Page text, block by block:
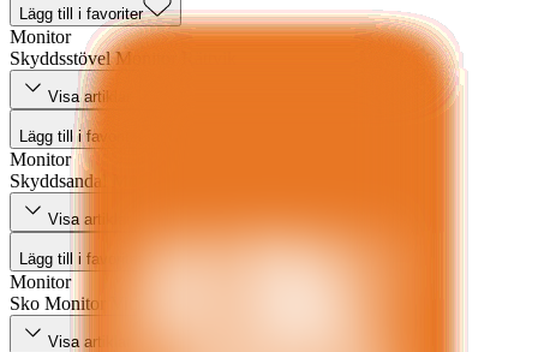
Lägg till i favoriter
Monitor
Skyddsstövel Monitor Rättvik
Visa artiklar
Lägg till i favoriter
Monitor
Skyddsandal Monitor Mint
Visa artiklar
Lägg till i favoriter
Monitor
Sko Monitor Victory
Visa artiklar